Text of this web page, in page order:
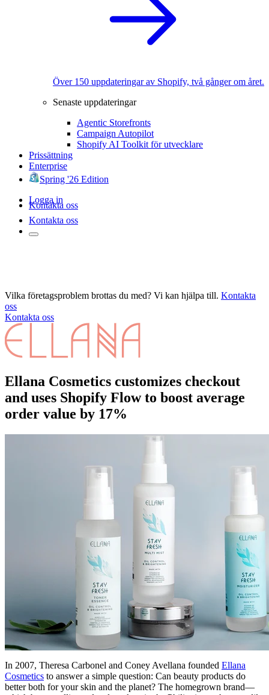
Över 150 uppdateringar av Shopify, två gånger om året.
Senaste uppdateringar
Agentic Storefronts
Campaign Autopilot
Shopify AI Toolkit för utvecklare
Prissättning
Enterprise
Spring '26 Edition
Logga in
Kontakta oss
Kontakta oss
Vilka företagsproblem brottas du med? Vi kan hjälpa till. Kontakta
oss
Kontakta oss
Ellana Cosmetics customizes checkout
and uses Shopify Flow to boost average
order value by 17%
In 2007, Theresa Carbonel and Coney Avellana founded Ellana
Cosmetics to answer a simple question: Can beauty products do
better both for your skin and the planet? The homegrown brand—